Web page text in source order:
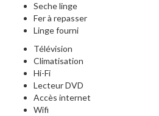
Seche linge
Fer à repasser
Linge fourni
Télévision
Climatisation
Hi-Fi
Lecteur DVD
Accès internet
Wifi